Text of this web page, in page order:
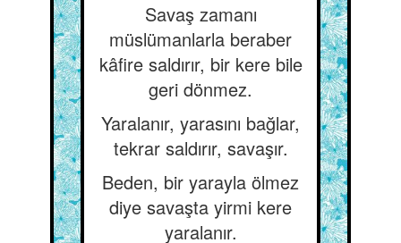
Savaş zamanı
müslümanlarla beraber
kâfire saldırır, bir kere bile
geri dönmez.
Yaralanır, yarasını bağlar,
tekrar saldırır, savaşır.
Beden, bir yarayla ölmez
diye savaşta yirmi kere
yaralanır.